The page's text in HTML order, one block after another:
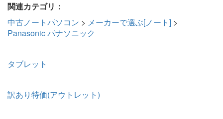
関連カテゴリ：
中古ノートパソコン > メーカーで選ぶ[ノート] >
Panasonic パナソニック
タブレット
訳あり特価(アウトレット)